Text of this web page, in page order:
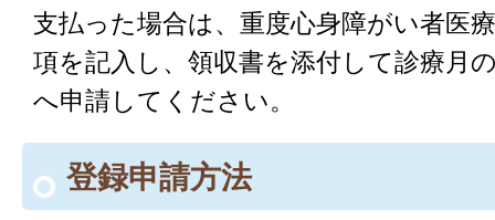
支払った場合は、重度心身障がい者医
項を記入し、領収書を添付して診療月
へ申請してください。
登録申請方法